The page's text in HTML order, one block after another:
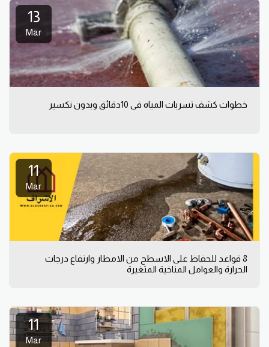
13
Mar
خطوات كشف تسربات المياه فى 10دقائق وبدون تكسير
11
Mar
8 قواعد للحفاظ على الاسطح من الامطار وارتفاع درجات
الحرارة والعوامل المناخية المتغيرة
11
Mar